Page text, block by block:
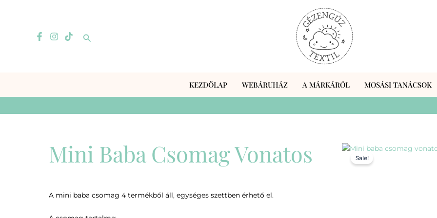
Search
KEZDŐLAP WEBÁRUHÁZ A MÁRKÁRÓL MOSÁSI TANÁCSOK
Mini Baba Csomag Vonatos
A mini baba csomag 4 termékből áll, egységes szettben érhető el.
Sale!